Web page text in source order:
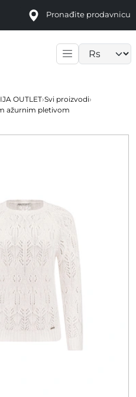
Pronađite prodavnicu
OUTLET›Svi proizvodi›
ažurnim pletivom